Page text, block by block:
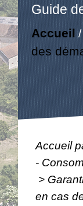
Guide
Accueil /
des
Accueil
-
>
en cas